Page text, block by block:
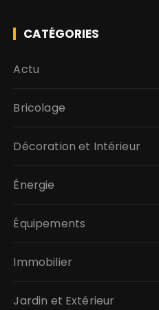
CATÉGORIES
Actu
Bricolage
Décoration et Intérieur
Énergie
Équipements
Immobilier
Jardin et Extérieur